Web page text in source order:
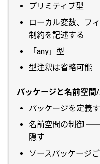
プリミティブ型
ローカル変数、フ
制約を記述する
「any」型
型注釈は省略可能
パッケージと名前空間
パッケージを定義
名前空間の制御
隠す
ソースパッケージ